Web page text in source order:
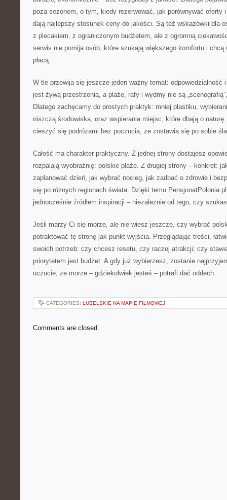
poza sezonem, o tym, kiedy rezerwować, jak porównywać oferty
dają najlepszy stosunek ceny do jakości. Są też wskazówki dla
z plecakiem, z ograniczonym budżetem, ale z ogromną
serwis nie pomija osób, które szukają większego komfortu i chcą
płacą.
W tle przewija się jeszcze jeden ważny temat: odpowiedzialność
jest żywą przestrzenią, a plaże, rafy i wydmy nie są
Dlatego zachęcamy do prostych praktyk: mniej plastiku,
niszczą środowiska, oraz wspierania miejsc, które dbają o
cieszyć się podróżami bez poczucia, że zostawia się po sobie
Całość ma charakter praktyczny. Z jednej strony dostajesz
rozpalają wyobraźnię: polskie plaże. Z drugiej strony – konkret:
zaplanować dzień, jak wybrać nocleg, jak zadbać o zdrowie i
się po różnych regionach świata. Dzięki temu
jednocześnie źródłem inspiracji – niezależnie od tego, czy
Jeśli marzy Ci się morze, ale nie wiesz jeszcze, czy wybrać
potraktować tę stronę jak punkt wyjścia. Przeglądając treści,
swoich potrzeb: czy chcesz resetu, czy raczej atrakcji; czy
priorytetem jest budżet. A gdy już wybierzesz, zostanie
uczucie, że morze – gdziekolwiek jesteś – potrafi dać oddech.
CATEGORIES: LUBELSKIE NA MAPIE FILMOWEJ
Comments are closed.